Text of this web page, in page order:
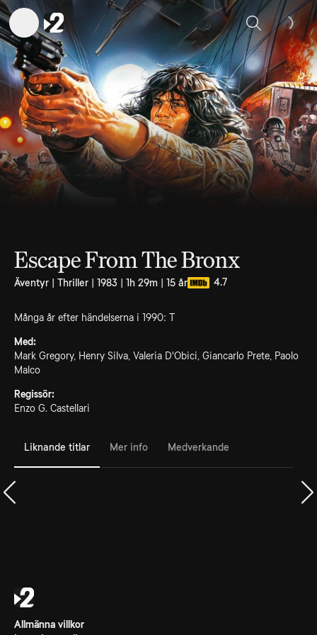
Sök
Escape From The Bronx
Äventyr | Thriller | 1983 | 1h 29m | 15 år 4.7
Många år efter händelserna i 1990: T
Med:
Mark Gregory, Henry Silva, Valeria D'Obici, Giancarlo Prete, Paolo
Malco
Regissör:
Enzo G. Castellari
Liknande titlar Mer info Medverkande
Allmänna villkor